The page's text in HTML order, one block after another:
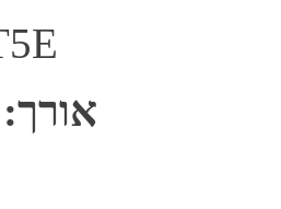
אורך: